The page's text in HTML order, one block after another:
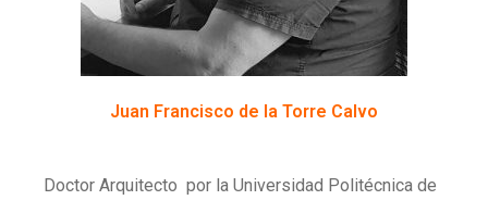
Juan Francisco de la Torre Calvo
Doctor Arquitecto por la Universidad Politécnica de